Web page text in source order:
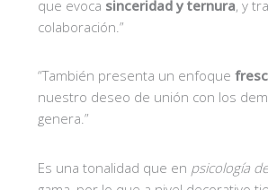
que evoca sinceridad y ternura, y
colaboración.”
“También presenta un enfoque
nuestro deseo de unión con los
genera.”
Es una tonalidad que en psicología